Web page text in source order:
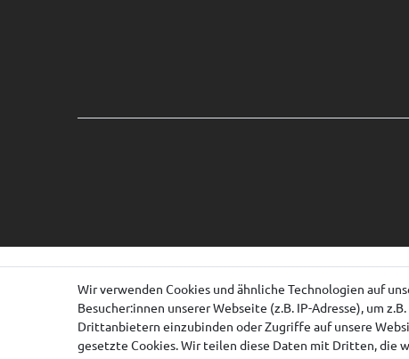
Wir verwenden Cookies und ähnliche Technologien auf
Besucher:innen unserer Webseite (z.B. IP-Adresse), um
Drittanbietern einzubinden oder Zugriffe auf unsere
gesetzte Cookies. Wir teilen diese Daten mit Dritten, die